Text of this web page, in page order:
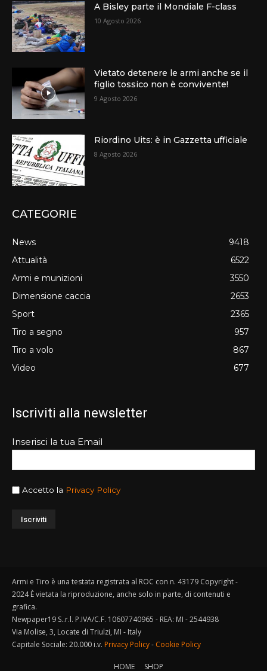
A Bisley parte il Mondiale F-class
10 Agosto 2026
Vietato detenere le armi anche se il
figlio tossico non è convivente!
9 Agosto 2026
Riordino Uits: è in Gazzetta ufficiale
8 Agosto 2026
CATEGORIE
News
9418
Attualità
6522
Armi e munizioni
3550
Dimensione caccia
2653
Sport
2365
Tiro a segno
957
Tiro a volo
867
Video
677
Iscriviti alla newsletter
Inserisci la tua Email
Accetto la Privacy Policy
Armi e Tiro è una testata registrata al ROC con n. 43179 Copyright -
2024 È vietata la riproduzione, anche solo in parte, di contenuti e
grafica.
Newpaper19 S..r.l. P.IVA/C.F. 10607740965 - REA: MI - 2544938
Via Molise, 3, Locate di Triulzi, MI - Italy
Capitale Sociale: 20.000 i.v. Privacy Policy- Cookie Policy
HOME SHOP